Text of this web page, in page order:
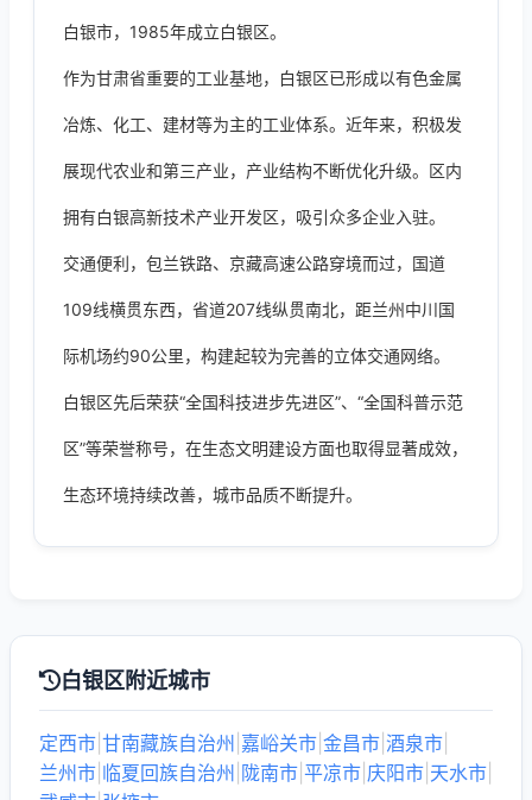
白银市，1985年成立白银区。
作为甘肃省重要的工业基地，白银区已形成以有色金属
冶炼、化工、建材等为主的工业体系。近年来，积极发
展现代农业和第三产业，产业结构不断优化升级。区内
拥有白银高新技术产业开发区，吸引众多企业入驻。
交通便利，包兰铁路、京藏高速公路穿境而过，国道
109线横贯东西，省道207线纵贯南北，距兰州中川国
际机场约90公里，构建起较为完善的立体交通网络。
白银区先后荣获“全国科技进步先进区”、“全国科普示范
区”等荣誉称号，在生态文明建设方面也取得显著成效，
生态环境持续改善，城市品质不断提升。
白银区附近城市
定西市 甘南藏族自治州 嘉峪关市 金昌市 酒泉市
兰州市 临夏回族自治州 陇南市 平凉市 庆阳市 天水市